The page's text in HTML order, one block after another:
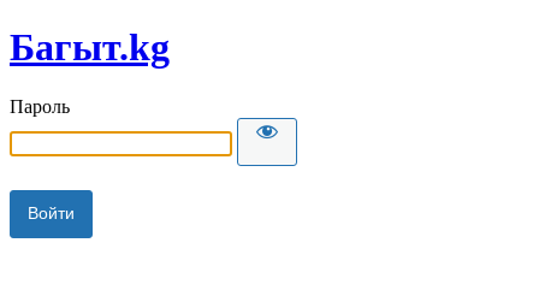
Багыт.kg
Пароль